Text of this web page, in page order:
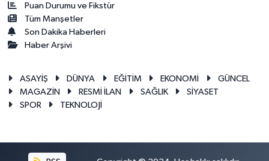
Puan Durumu ve Fikstür
Tüm Manşetler
Son Dakika Haberleri
Haber Arşivi
ASAYİŞ DÜNYA EĞİTİM EKONOMİ
GÜNCEL
MAGAZİN
RESMİ İLAN SAĞLIK
SİYASET
SPOR
TEKNOLOJİ